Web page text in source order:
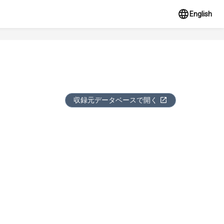
English
収録元データベースで開く